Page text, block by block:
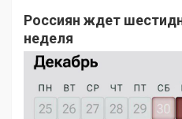
Россиян ждет
неделя